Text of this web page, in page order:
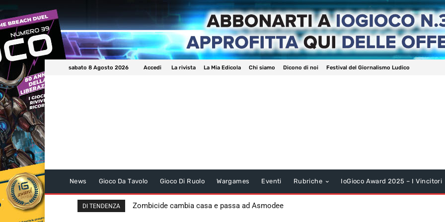
sabato 8 Agosto 2026 Accedi La rivista La Mia Edicola Chi siamo Dicono di noi Festival del Giornalismo Ludico
News Gioco Da Tavolo Gioco Di Ruolo Wargames Eventi Rubriche IoGioco Award 2025 – I Vincitori
DI TENDENZA Zombicide cambia casa e passa ad Asmodee